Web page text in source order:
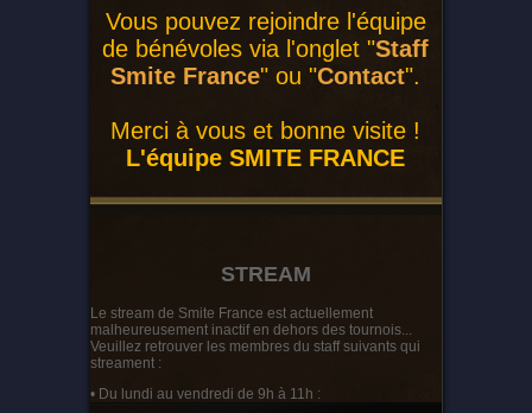
Vous pouvez rejoindre l'équipe
de bénévoles via l'onglet "Staff
Smite France" ou "Contact".
Merci à vous et bonne visite !
L'équipe SMITE FRANCE
STREAM
Le stream de Smite France est actuellement
malheureusement inactif en dehors des tournois...
Veuillez retrouver les membres du staff suivants qui
streament :
• Du lundi au vendredi de 9h à 11h :